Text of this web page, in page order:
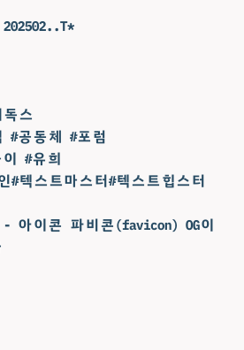
스
#공동체 #포럼
#유희
#텍스트마스터#텍스트힙스터
아이콘 파비콘(favicon) OG이